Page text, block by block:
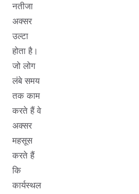
नतीजा
अक्सर
उल्टा
होता है।
जो लोग
लंबे समय
तक काम
करते हैं वे
अक्सर
महसूस
करते हैं
कि
कार्यस्थल